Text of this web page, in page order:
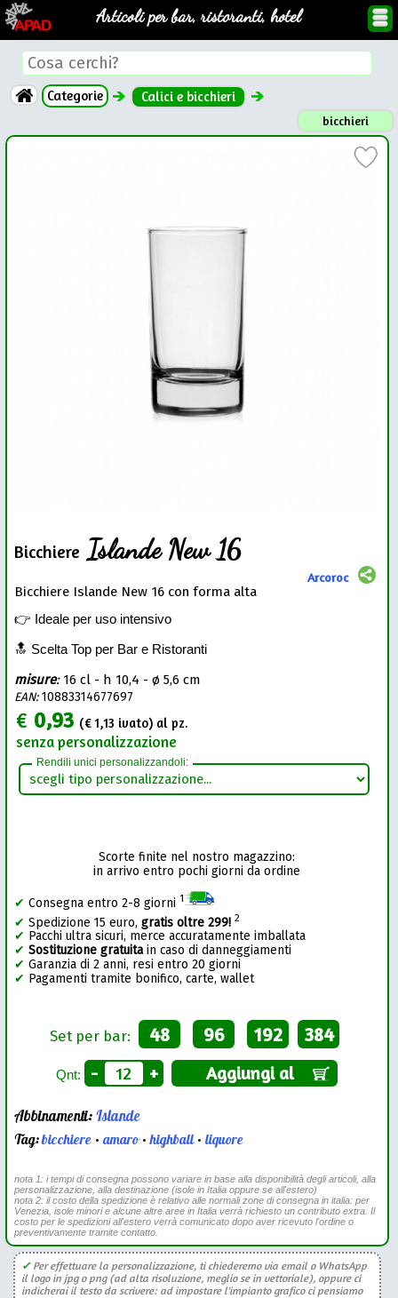
Articoli per bar, ristoranti, hotel
Categorie Calici e bicchieri
bicchieri
Bicchiere Islande New 16
Arcoroc
Bicchiere Islande New 16 con forma alta
👉 Ideale per uso intensivo
🔝 Scelta Top per Bar e Ristoranti
misure: 16 cl - h 10,4 - ø 5,6 cm
EAN:10883314677697
€ 0,93 (€1,13 ivato) al pz.
senza personalizzazione
Rendili unici personalizzandoli:
Scorte finite nel nostro magazzino:
in arrivo entro pochi giorni da ordine
✔ Consegna entro 2-8 giorni 1
✔ Spedizione 15 euro,gratis oltre 299! 2
✔ Pacchi ultra sicuri, merce accuratamente imballata
✔ Sostituzione gratuitain caso di danneggiamenti
✔ Garanzia di 2 anni, resi entro 20 giorni
✔ Pagamenti tramite bonifico, carte, wallet
Set per bar: 48 96 192 384
Qnt: - + Aggiungi al
Abbinamenti:Islande
Tag:bicchiere •amaro•highball•liquore
nota 1: i tempi di consegna possono variare in base alla disponibilità degli articoli, alla
personalizzazione, alla destinazione (isole in Italia oppure se all'estero)
nota 2: il costo della spedizione è relativo alle normali zone di consegna in italia: per
Venezia, isole minori e alcune altre aree in Italia verrà richiesto un contributo extra. Il
costo per le spedizioni all'estero verrà comunicato dopo aver ricevuto l'ordine o
preventivamente tramite contatto.
✓Per effettuare la personalizzazione, ti chiederemo via email o WhatsApp
il logo in jpg o png (ad alta risoluzione, meglio se in vettoriale), oppure ci
indicherai il testo da scrivere: ad impostare l'impianto grafico ci pensiamo